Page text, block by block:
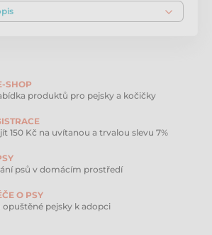
socializace ve skupině, odložení,
dalších povelů. Volné ukončení
Training vodítka: pro venkovní výcvik
upevnění vhodného chování;
pro příjemnou manipulaci; volné
délka 10 m Materiál nylon Barva
pro psy
SHOP
produktů pro pejsky a kočičky
150 Kč na uvítanou a trvalou slevu 7%
psů v domácím prostředí
O PSY
opuštěné pejsky k adopci